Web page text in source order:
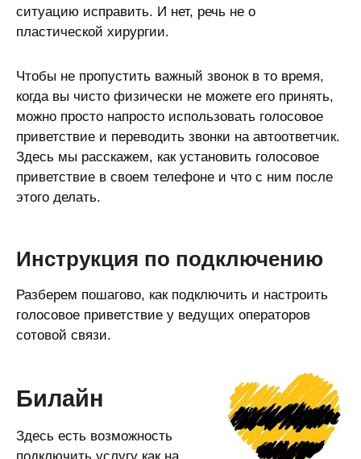
ситуацию исправить. И нет, речь не о
пластической хирургии.
Чтобы не пропустить важный звонок в то время,
когда вы чисто физически не можете его принять,
можно просто напросто использовать голосовое
приветствие и переводить звонки на автоответчик.
Здесь мы расскажем, как установить голосовое
приветствие в своем телефоне и что с ним после
этого делать.
Инструкция по подключению
Разберем пошагово, как подключить и настроить
голосовое приветствие у ведущих операторов
сотовой связи.
Билайн
Здесь есть возможность